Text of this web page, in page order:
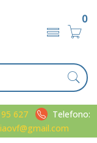
0
627
Telefono: